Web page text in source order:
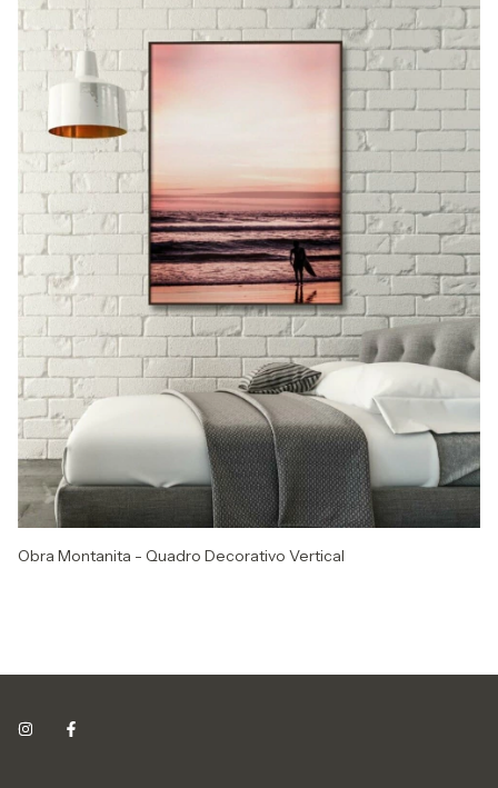
Obra Montanita - Quadro Decorativo Vertical